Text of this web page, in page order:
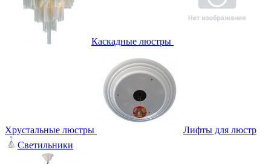
Каскадные люстры
Хрустальные люстры
Лифты для люстр
Светильники